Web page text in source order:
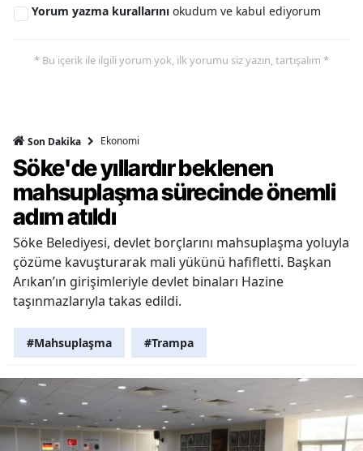
Yorum yazma kurallarını okudum ve kabul ediyorum
* Bu içerik ile ilgili yorum yok, ilk yorumu siz yazın, tartışalım *
Son Dakika Ekonomi
Söke'de yıllardır beklenen
mahsuplaşma sürecinde önemli
adım atıldı
Söke Belediyesi, devlet borçlarını mahsuplaşma yoluyla
çözüme kavuşturarak mali yükünü hafifletti. Başkan
Arıkan’ın girişimleriyle devlet binaları Hazine
taşınmazlarıyla takas edildi.
#Mahsuplaşma #Trampa